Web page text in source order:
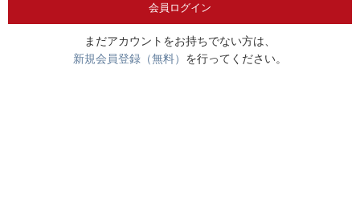
会員ログイン
まだアカウントをお持ちでない方は、
新規会員登録（無料） を行ってください。